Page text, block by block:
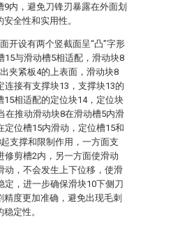
内，避免刀锋刃暴露在外面划
全性和实用性。
开设有两个竖截面呈“凸”字形
15与滑动槽5相适配，滑动块8
夹紧板4的上表面，滑动块8
连接有支撑块13，支撑块13的
相适配的定位块14，定位块
在推动滑动块8在滑动槽5内滑
定位槽15内滑动，定位槽15和
支撑和限制作用，一方面支
修剪槽2内，另一方面使滑动
动，不会发生上下位移，使滑
定，进一步确保滑块10下侧刀
度更加准确，避免出现毛刺
定性。